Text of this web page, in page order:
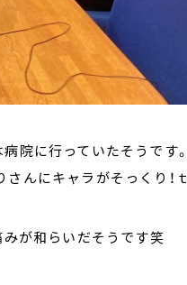
院に行っていたそうです。
んにキャラがそっくり！ｔ
みが和らいだそうです笑